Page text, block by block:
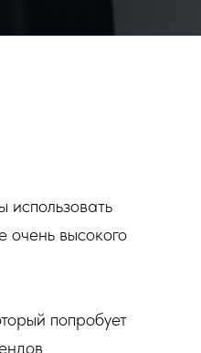
использовать
очень высокого
попробует